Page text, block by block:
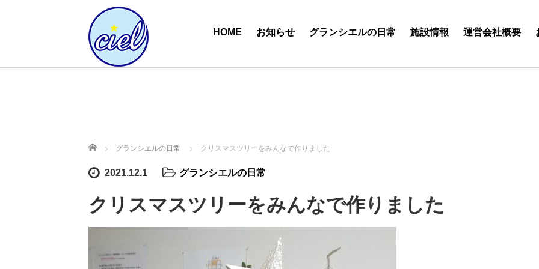
HOME お知らせ グランシエルの日常 施設情報 運営会社概要
ホーム グランシエルの日常 クリスマスツリーをみんなで作りました
2021.12.1 グランシエルの日常
クリスマスツリーをみんなで作りました